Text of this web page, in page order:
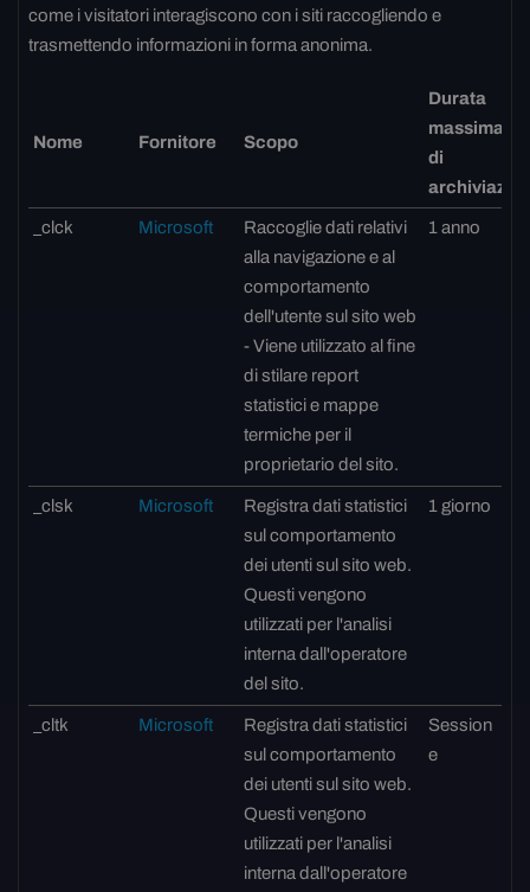
come i visitatori interagiscono con i siti raccogliendo e
trasmettendo informazioni in forma anonima.
Nome Fornitore Scopo
Durata
massima
di
_clck Microsoft
Raccoglie dati relativi
alla navigazione e al
comportamento
dell'utente sul sito web
- Viene utilizzato al fine
di stilare report
statistici e mappe
termiche per il
proprietario del sito.
1 anno
_clsk Microsoft
Registra dati statistici
sul comportamento
dei utenti sul sito web.
Questi vengono
utilizzati per l'analisi
interna dall'operatore
del sito.
1 giorno
_cltk Microsoft
Registra dati statistici
sul comportamento
dei utenti sul sito web.
Questi vengono
utilizzati per l'analisi
interna dall'operatore
Session
e